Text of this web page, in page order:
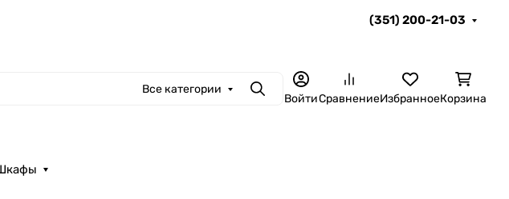
(351) 200-21-03
Все категории ПоискВойтиСравнениеИзбранноеКорзина